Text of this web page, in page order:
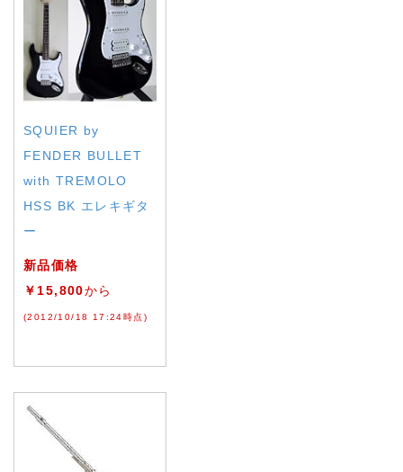
SQUIER by
FENDER BULLET
with TREMOLO
HSS BK エレキギタ
ー
新品価格
￥15,800から
(2012/10/18 17:24時点)